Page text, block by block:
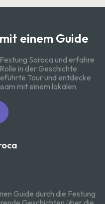
einem Guide
Soroca und erfahre
in der Geschichte
Tour und entdecke
mit einem lokalen
Guide durch die Festung